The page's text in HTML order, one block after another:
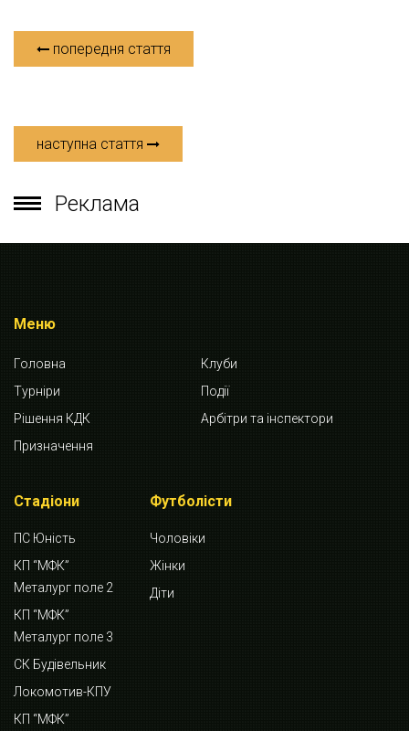
попередня стаття
наступна стаття
Реклама
Меню
Головна
Клуби
Турніри
Події
Рішення КДК
Арбітри та інспектори
Призначення
Стадіони
ПС Юність
КП “МФК”
Металург поле 2
КП “МФК”
Металург поле 3
СК Будівельник
Локомотив-КПУ
КП “МФК”
Футболісти
Чоловіки
Жінки
Діти